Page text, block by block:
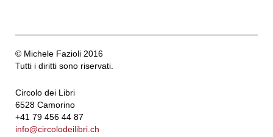
© Michele Fazioli 2016
Tutti i diritti sono riservati.
Circolo dei Libri
6528 Camorino
+41 79 456 44 87
info@circolodeilibri.ch